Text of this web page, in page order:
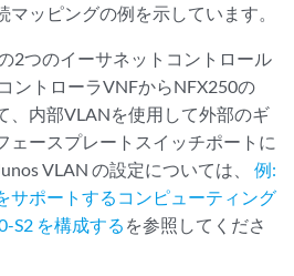
マッピングの例を示しています。
2つのイーサネットコントロール
ントローラVNFからNFX250の
、内部VLANを使用して外部のギ
ェースプレートスイッチポートに
VLAN の設定については、 例:
サポートするコンピューティング
S2 を構成する を参照してくださ